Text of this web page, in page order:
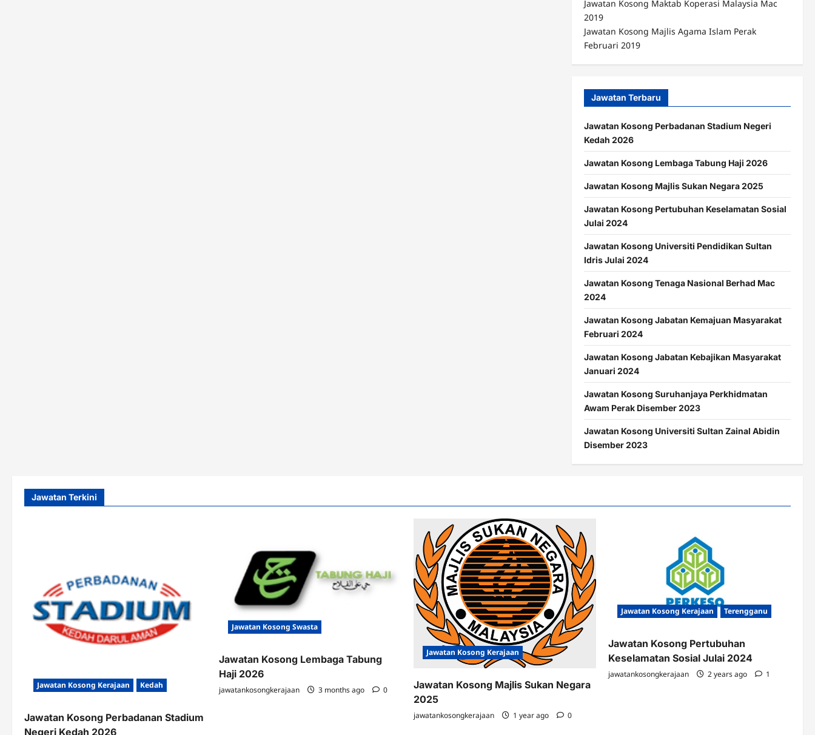
Jawatan Kosong Maktab Koperasi Malaysia Mac
2019
Jawatan Kosong Majlis Agama Islam Perak
Februari 2019
Jawatan Terbaru
Jawatan Kosong Perbadanan Stadium Negeri
Kedah 2026
Jawatan Kosong Lembaga Tabung Haji 2026
Jawatan Kosong Majlis Sukan Negara 2025
Jawatan Kosong Pertubuhan Keselamatan Sosial
Julai 2024
Jawatan Kosong Universiti Pendidikan Sultan
Idris Julai 2024
Jawatan Kosong Tenaga Nasional Berhad Mac
2024
Jawatan Kosong Jabatan Kemajuan Masyarakat
Februari 2024
Jawatan Kosong Jabatan Kebajikan Masyarakat
Januari 2024
Jawatan Kosong Suruhanjaya Perkhidmatan
Awam Perak Disember 2023
Jawatan Kosong Universiti Sultan Zainal Abidin
Disember 2023
Jawatan Terkini
Jawatan Kosong Kerajaan Kedah
Jawatan Kosong Perbadanan Stadium
Negeri Kedah 2026
Jawatan Kosong Swasta
Jawatan Kosong Lembaga Tabung
Haji 2026
jawatankosongkerajaan 3 months ago 0
Jawatan Kosong Kerajaan
Jawatan Kosong Majlis Sukan Negara
2025
jawatankosongkerajaan 1 year ago 0
Jawatan Kosong Kerajaan Terengganu
Jawatan Kosong Pertubuhan
Keselamatan Sosial Julai 2024
jawatankosongkerajaan 2 years ago 1